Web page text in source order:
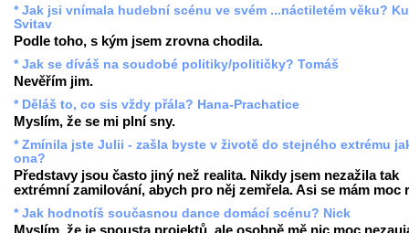
* Jak jsi vnímala hudební scénu ve svém ...náctiletém věku?
Svitav
Podle toho, s kým jsem zrovna chodila.
* Jak se díváš na soudobé politiky/političky? Tomáš
Nevěřím jim.
* Děláš to, co sis vždy přála? Hana-Prachatice
Myslím, že se mi plní sny.
* Zmínila jste Julii - zašla byste v životě do stejného extrému
ona?
Představy jsou často jiný než realita. Nikdy jsem nezažila tak
extrémní zamilování, abych pro něj zemřela. Asi se mám moc
* Jak hodnotíš současnou dance domácí scénu? Nick